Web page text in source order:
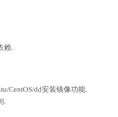
赖.
CentOS/dd安装镜像功能.
.